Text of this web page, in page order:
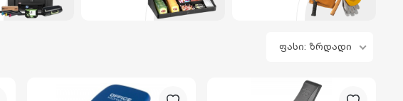
ფასი: ზრდადი